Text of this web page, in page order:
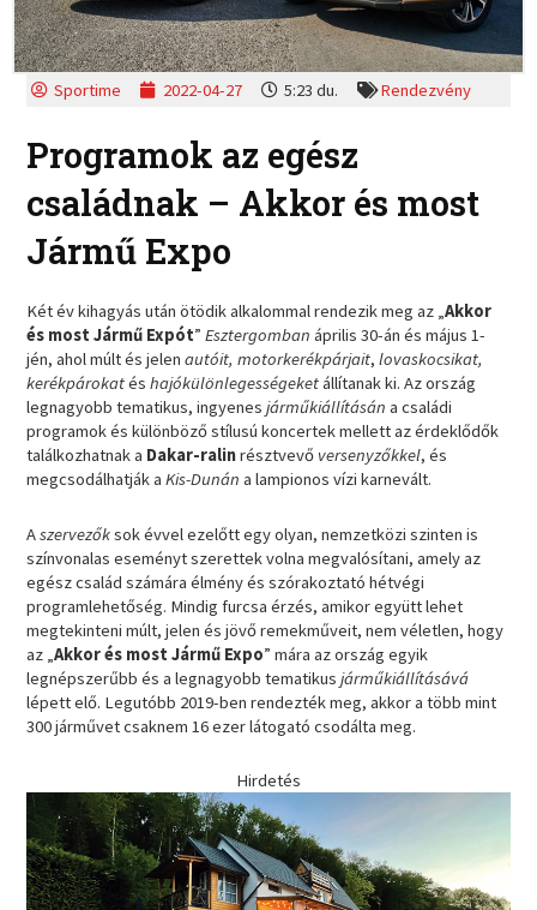
Sportime 2022-04-27 5:23 du. Rendezvény
Programok az egész
családnak – Akkor és most
Jármű Expo
Két év kihagyás után ötödik alkalommal rendezik meg az „Akkor
és most Jármű Expót”Esztergombanáprilis 30-án és május 1-
jén, ahol múlt és jelenautóit, motorkerékpárjait,lovaskocsikat,
kerékpárokatéshajókülönlegességeketállítanak ki. Az ország
legnagyobb tematikus, ingyenesjárműkiállításána családi
programok és különböző stílusú koncertek mellett az érdeklődők
találkozhatnak a Dakar-ralinrésztvevő versenyzőkkel, és
megcsodálhatják aKis-Dunán a lampionos vízi karnevált.
Aszervezőksok évvel ezelőtt egy olyan, nemzetközi szinten is
színvonalas eseményt szerettek volna megvalósítani, amely az
egész család számára élmény és szórakoztató hétvégi
programlehetőség. Mindig furcsa érzés, amikor együtt lehet
megtekinteni múlt, jelen és jövő remekműveit, nem véletlen, hogy
az „Akkor és most Jármű Expo” mára az ország egyik
legnépszerűbb és a legnagyobb tematikusjárműkiállításává
lépett elő. Legutóbb 2019-ben rendezték meg, akkor a több mint
300 járművet csaknem 16 ezer látogató csodálta meg.
Hirdetés